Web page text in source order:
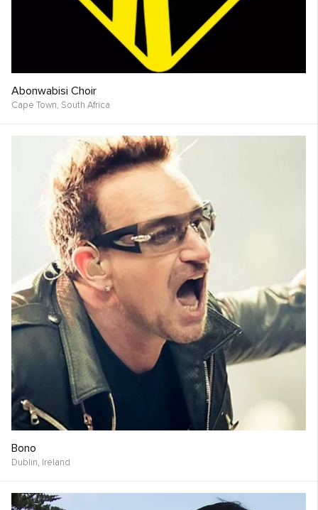
Abonwabisi Choir
Cape Town, South Africa
Bono
Dublin, Ireland